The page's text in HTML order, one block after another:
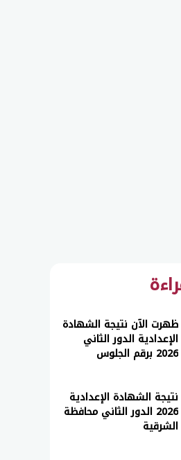
ظهرت الآن نتيجة الشهادة
الإعدادية الدور الثاني
2026 برقم الجلوس
نتيجة الشهادة الإعدادية
2026 الدور الثاني محافظة
الشرقية